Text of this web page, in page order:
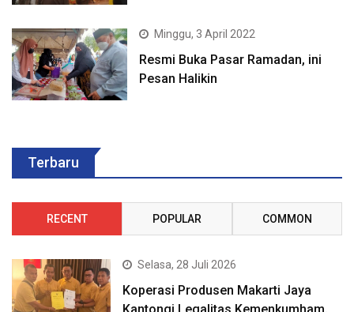
Minggu, 3 April 2022
Resmi Buka Pasar Ramadan, ini
Pesan Halikin
Terbaru
RECENT POPULAR COMMON
Selasa, 28 Juli 2026
Koperasi Produsen Makarti Jaya